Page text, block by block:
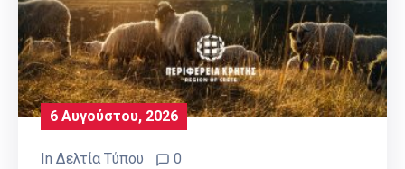
6 Αυγούστου, 2026
In Δελτία Τύπου 0